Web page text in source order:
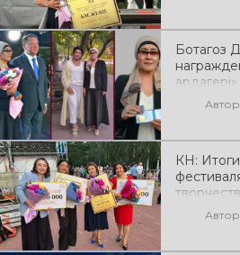
Ботагоз
ардагері»
КН:
культуру